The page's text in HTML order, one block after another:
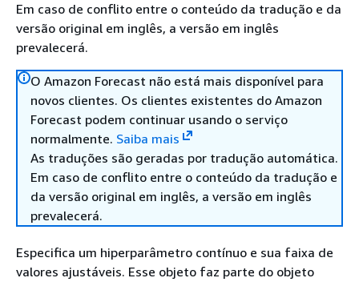
Em caso de conflito entre o conteúdo da tradução e da
versão original em inglês, a versão em inglês
prevalecerá.
O Amazon Forecast não está mais disponível para
novos clientes. Os clientes existentes do Amazon
Forecast podem continuar usando o serviço
normalmente. Saiba mais
As traduções são geradas por tradução automática.
Em caso de conflito entre o conteúdo da tradução e
da versão original em inglês, a versão em inglês
prevalecerá.
Especifica um hiperparâmetro contínuo e sua faixa de
valores ajustáveis. Esse objeto faz parte do objeto